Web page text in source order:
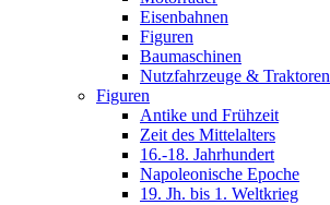
Eisenbahnen
Figuren
Baumaschinen
Nutzfahrzeuge & Traktoren
Figuren
Antike und Frühzeit
Zeit des Mittelalters
16.-18. Jahrhundert
Napoleonische Epoche
19. Jh. bis 1. Weltkrieg